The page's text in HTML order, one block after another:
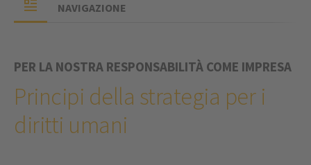
NAVIGAZIONE
PER LA NOSTRA RESPONSABILITÀ COME IMPRESA
Principi della strategia per i
diritti umani